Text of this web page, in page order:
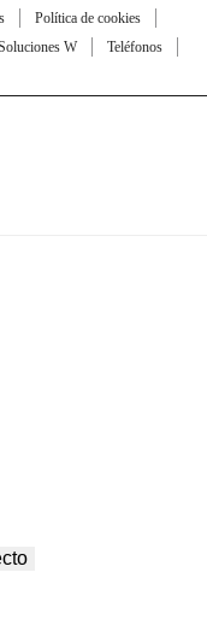
Política de cookies
W
Teléfonos